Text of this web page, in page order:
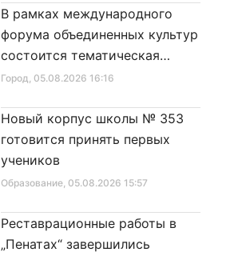
Город, 05.08.2026 16:16
В рамках международного
форума объединенных культур
состоится тематическая
секция
Образование, 05.08.2026 15:57
Новый корпус школы № 353
готовится принять первых
учеников
Реставрационные работы в
„Пенатах“ завершились